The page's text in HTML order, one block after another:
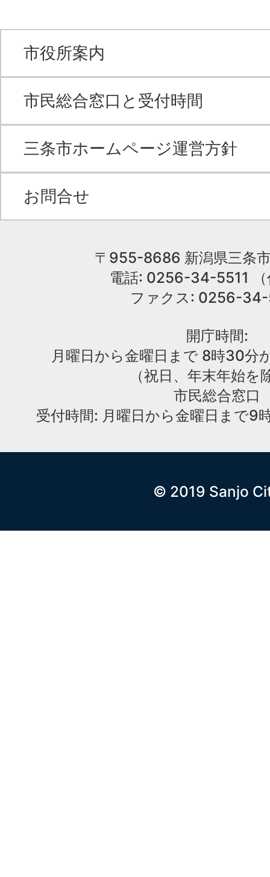
市役所案内
市民総合窓口と受付時間
三条市ホームページ運営方針
お問合せ
〒955-8686 新潟県三条
電話: 0256-34-5511
ファクス: 0256-
開庁時間:
月曜日から金曜日まで 8時30分
（祝日、年末年始を
市民総合窓口
受付時間: 月曜日から金曜日まで9
© 2019 Sanjo